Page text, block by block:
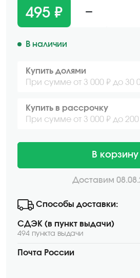
495 ₽
В наличии
Купить долями
При сумме от 3 000 ₽ до 30
Купить в рассрочку
При сумме от 3 000 ₽ до 200
В корзину
Доставим
Способы доставки:
СДЭК (в пункт выдачи)
494 пункта выдачи
Почта России